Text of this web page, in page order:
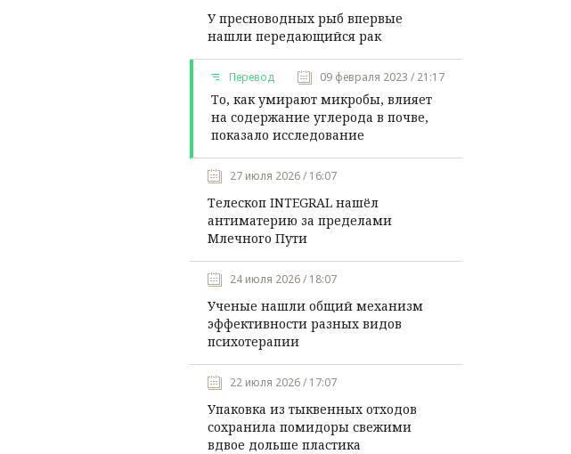
У пресноводных рыб впервые
нашли передающийся рак
Перевод 09 февраля 2023 / 21:17
То, как умирают микробы, влияет
на содержание углерода в почве,
показало исследование
27 июля 2026 / 16:07
Телескоп INTEGRAL нашёл
антиматерию за пределами
Млечного Пути
24 июля 2026 / 18:07
Ученые нашли общий механизм
эффективности разных видов
психотерапии
22 июля 2026 / 17:07
Упаковка из тыквенных отходов
сохранила помидоры свежими
вдвое дольше пластика